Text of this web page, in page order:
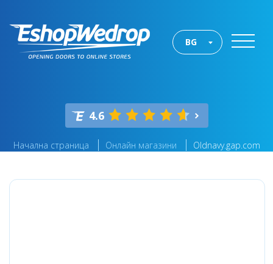
BG
4.6
Начална страница Онлайн магазини Oldnavy.gap.com